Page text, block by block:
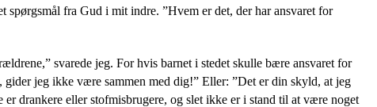
fra Gud i mit indre. ”Hvem er det, der har ansvaret for
svarede jeg. For hvis barnet i stedet skulle bære ansvaret for
jeg ikke være sammen med dig!” Eller: ”Det er din skyld, at jeg
drankere eller stofmisbrugere, og slet ikke er i stand til at være noget